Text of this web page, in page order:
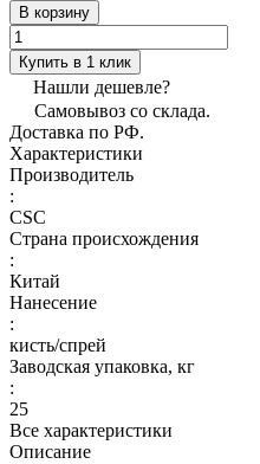
В корзину
Купить в 1 клик
Нашли дешевле?
Самовывоз со склада.
Доставка по РФ.
Характеристики
Производитель
:
CSC
Страна происхождения
:
Китай
Нанесение
:
кисть/спрей
Заводская упаковка, кг
:
25
Все характеристики
Описание